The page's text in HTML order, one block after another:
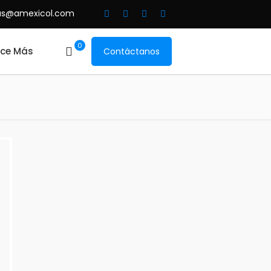
Más 0 Contáctanos